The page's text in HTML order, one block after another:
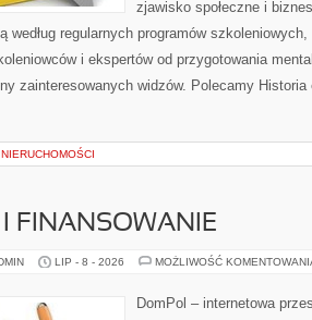
zjawisko społeczne i
według regularnych programów
i ekspertów od przygotowania
zainteresowanych widzów. Polecamy
NIERUCHOMOŚCI
I FINANSOWANIE
LIP - 8 - 2026 MOŻLIWOŚĆ
DomPol – internetowa